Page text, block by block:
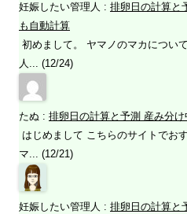
妊娠したい管理人 : 排卵日の計算と
も自動計算
初めまして。 ヤマノのマカについ
人... (12/24)
たぬ : 排卵日の計算と予測 産み分
はじめまして こちらのサイトでお
マ... (12/21)
妊娠したい管理人 : 排卵日の計算と